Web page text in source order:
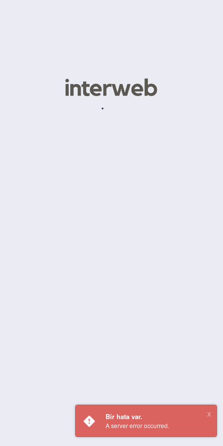
Bir hata var.
A server error occurred.